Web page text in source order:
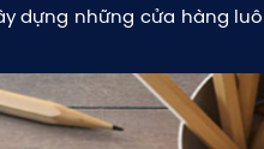
dựng những cửa hàng